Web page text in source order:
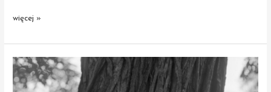
II Wyróżnienie
Marcin
Trio
więcej »